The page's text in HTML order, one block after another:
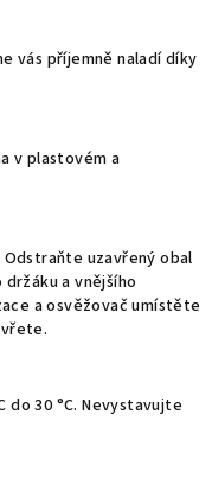
vás příjemně naladí díky
v plastovém a
uzavřený obal
a vnějšího
a osvěžovač umístěte
30 °C. Nevystavujte